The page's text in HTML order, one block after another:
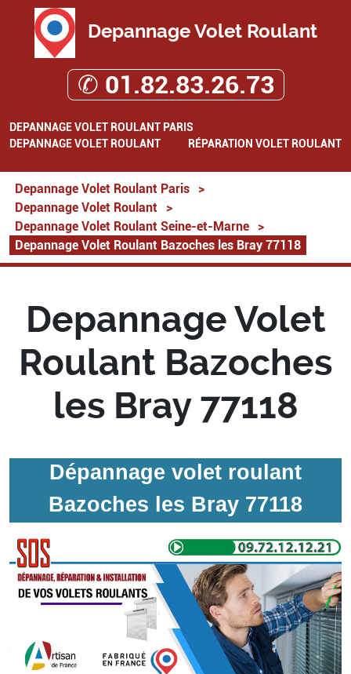
Depannage Volet Roulant
✆ 01.82.83.26.73
DEPANNAGE VOLET ROULANT PARIS
DEPANNAGE VOLET ROULANT
RÉPARATION VOLET ROULANT
Depannage Volet Roulant Paris
>
Depannage Volet Roulant
>
Depannage Volet Roulant Seine-et-Marne
>
Depannage Volet Roulant Bazoches les Bray 77118
Depannage Volet
Roulant Bazoches
les Bray 77118
Dépannage volet roulant
Bazoches les Bray 77118